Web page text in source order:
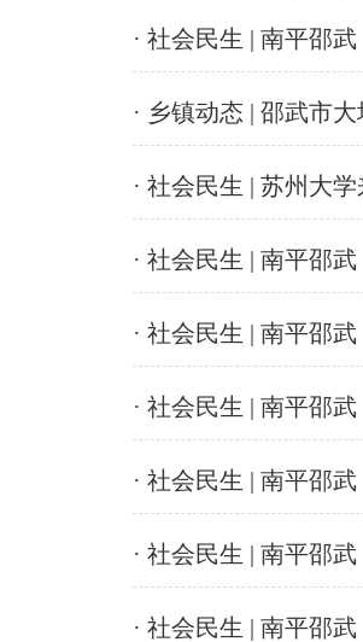
· 社会民生 | 南平邵
· 乡镇动态 | 邵武市
· 社会民生 | 苏州大
· 社会民生 | 南平邵
· 社会民生 | 南平邵
· 社会民生 | 南平邵
· 社会民生 | 南平邵
· 社会民生 | 南平邵
· 社会民生 | 南平邵